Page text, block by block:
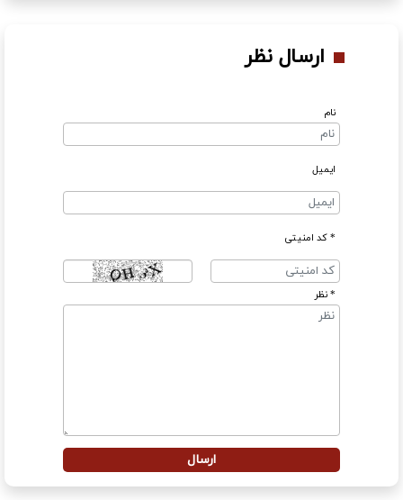
ارسال نظر
نام
ایمیل
* کد امنیتی
* نظر